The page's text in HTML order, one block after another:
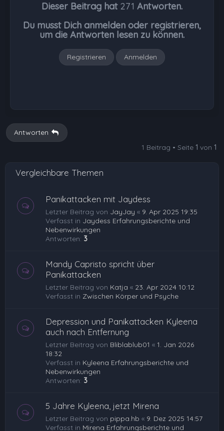
Dieser Beitrag hat 271 Antworten.
Du musst Dich anmelden oder registrieren,
um die Antworten lesen zu können.
Registrieren Anmelden
Antworten
1 Beitrag • Seite 1 von 1
Vergleichbare Themen
Panikattacken mit Jaydess
Letzter Beitrag von JayJay « 9. Apr 2025 19:35
Verfasst in Jaydess Erfahrungsberichte und
Nebenwirkungen
Antworten: 3
Mandy Capristo spricht über
Panikattacken
Letzter Beitrag von Katja « 23. Apr 2024 10:12
Verfasst in Zwischen Körper und Psyche
Depression und Panikattacken Kyleena
auch nach Entfernung
Letzter Beitrag von Bliblablub01 « 1. Jan 2026
18:32
Verfasst in Kyleena Erfahrungsberichte und
Nebenwirkungen
Antworten: 3
5 Jahre Kyleena, jetzt Mirena
Letzter Beitrag von pippa.hb « 9. Dez 2025 14:57
Verfasst in Mirena Erfahrungsberichte und